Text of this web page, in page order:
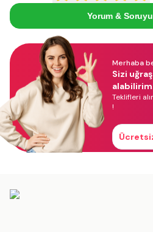
Yorum &
Merhaba
Sizi
Teklifleri
!